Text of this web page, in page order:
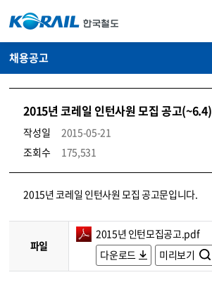
채용공고
2015년 코레일 인턴사원 모집 공고(~6.4)
작성일
2015-05-21
조회수
175,531
코레일소개_경영공시_채용공고 상세보기 – 내용, 파일, 담당자 연락처로 구성
2015년 코레일 인턴사원 모집 공고문입니다.
파일
2015년 인턴모집공고.pdf
다운로드
미리보기